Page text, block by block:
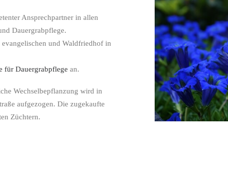
Ansprechpartner in allen
Dauergrabpflege.
und Waldfriedhof in
für Dauergrabpflege an.
Wechselbepflanzung wird in
aufgezogen. Die zugekaufte
Züchtern.